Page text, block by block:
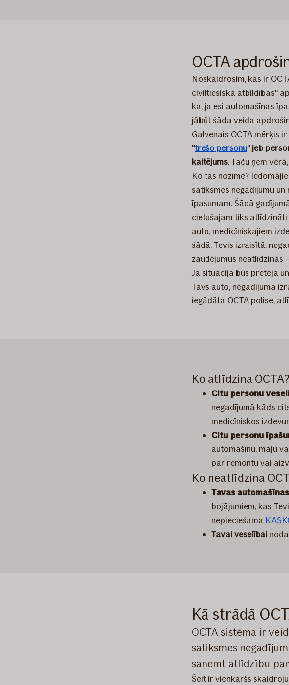
OCTA
Noskaidrosim, kas ir
civiltiesiskā atbildības"
ka, ja esi automašīnas
jābūt šāda veida
Galvenais OCTA mērķis ir
"trešo personu" jeb
kaitējums. Taču ņem
Ko tas nozīmē?
satiksmes negadījumu
īpašumam. Šādā
cietušajam tiks
auto, medicīniskajiem
šādā, Tevis izraisītā,
zaudējumus neatlīdzinās
Ja situācija būs pretēja
Tavs auto, negadījuma
iegādāta OCTA polise,
Ko atlīdzina OCTA?
Citu personu
negadījumā kāds
medicīniskos
Citu personu
automašīnu, māju
par remontu vai
Ko neatlīdzina
Tavas
bojājumiem, kas
nepieciešama
Tavai veselībai
Kā strādā
OCTA sistēma ir
satiksmes
saņemt atlīdzību
Šeit ir vienkāršs